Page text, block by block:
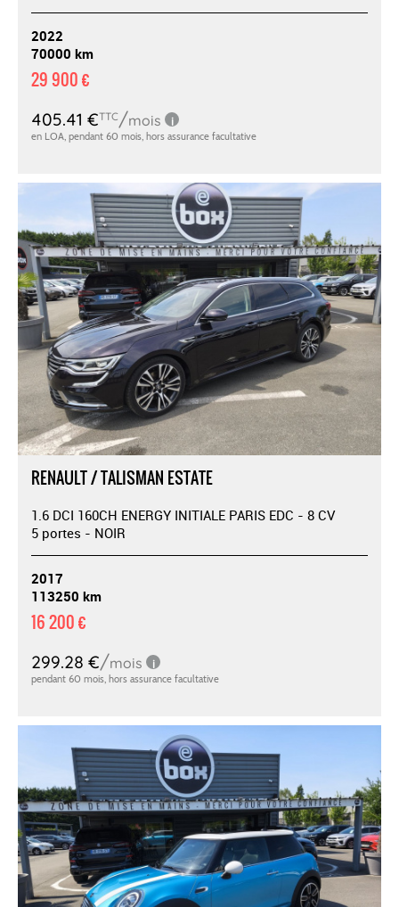
2022
70000 km
29 900 €
RENAULT / TALISMAN ESTATE
1.6 DCI 160CH ENERGY INITIALE PARIS EDC - 8 CV
5 portes - NOIR
2017
113250 km
16 200 €